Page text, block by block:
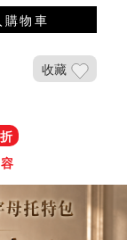
購物車
收藏